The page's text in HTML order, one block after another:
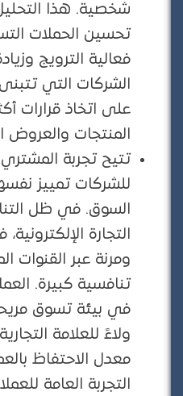
شخصية. هذا
تحسين الحملات
فعالية الترويج وزيادة
الشركات التي تتبنى
على اتخاذ قرارات
المنتجات والعروض
تتيح تجربة المشتري
للشركات تمييز
السوق. في ظل
التجارة
ومرنة عبر القنوات
تنافسية كبيرة.
في بيئة تسوق مريحة
ولاءً للعلامة
معدل الاحتفاظ
التجربة العامة